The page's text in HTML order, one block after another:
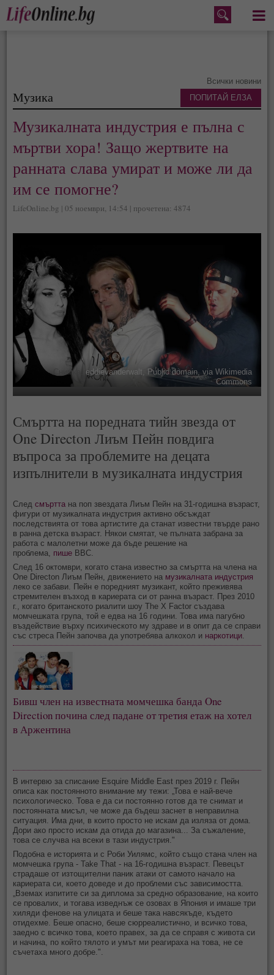
Меню
Всички новини
Музика
Музикалната индустрия е пълна с
мъртви хора! Защо жертвите на
ранната слава умират и може ли да
им се помогне?
LifeOnline.bg | 05 ноември, 14:54 | прочетена: 4874
Снимка:
eddievanderwalt, Public domain, via Wikimedia
Commons
Смъртта на поредната тийн звезда от
One Directon Лиъм Пейн повдига
въпроса за проблемите на децата
изпълнители в музикалната индустрия
Следсмъртта на поп звездата Лиъм Пейн на 31-годишна възраст,
фигури от музикалната индустрия активно обсъждат
последствията от това артистите да станат известни твърде рано
в ранна детска възраст. Някои смятат, че пълната забрана за
работа с малолетни може да бъде решение на
проблема, пише BBC.
След 16 октомври, когато стана известно за смъртта на члена на
One Directon Лиъм Пейн, движението на музикалната индустрия
леко се забави. Пейн е поредният музикант, който преживява
стремителен възход в кариерата си от ранна възраст. През 2010
г., когато британското риалити шоу The X Factor създава
момчешката група, той е едва на 16 години. Това има пагубно
въздействие върху психическото му здраве и в опит да се справи
със стреса Пейн започва да употребява алкохол и наркотици
Бивш член на известната момчешка банда One
Direction почина след падане от третия етаж на хотел
в Аржентина
В интервю за списание Esquire Middle East през 2019 г. Пейн
описа как постоянното внимание му тежи: „Това е най-вече
психологическо. Това е да си постоянно готов да те снимат и
постоянната мисъл, че може да бъдеш заснет в неправилна
ситуация. Има дни, в които просто не искам да изляза от дома.
Дори ако просто искам да отида до магазина... За съжаление,
това се случва на всеки в тази индустрия."
Подобна е историята и с Роби Уилямс, който също стана член на
момчешка група - Take That - на 16-годишна възраст. Певецът
страдаше от изтощителни паник атаки от самото начало на
кариерата си, което доведе и до проблеми със зависимостта.
„Вземах изпитите си за диплома за средно образование, на които
се провалих, и тогава изведнъж се озовах в Япония и имаше три
хиляди фенове на улицата и беше така навсякъде, където
отидехме. Беше опасно, беше сюрреалистично, и всичко това,
заедно с всичко това, което правех, за да се справя с живота си
и начина, по който тялото и умът ми реагираха на това, не се
съчетаха много добре.".
ПОПИТАЙ ЕЛЗА